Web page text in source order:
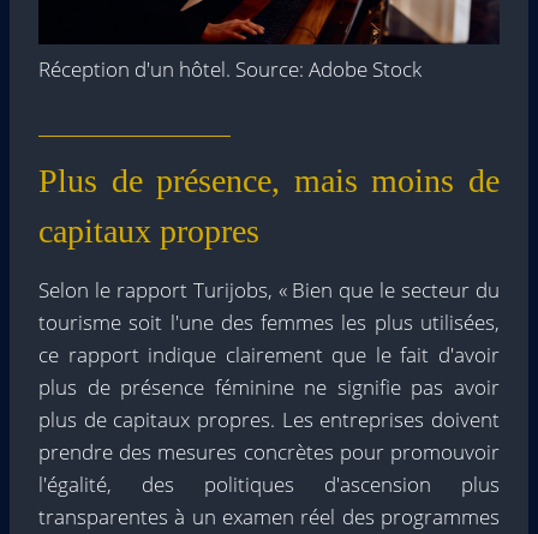
Réception d'un hôtel. Source: Adobe Stock
Plus de présence, mais moins de
capitaux propres
Selon le rapport Turijobs, « Bien que le secteur du
tourisme soit l'une des femmes les plus utilisées,
ce rapport indique clairement que le fait d'avoir
plus de présence féminine ne signifie pas avoir
plus de capitaux propres. Les entreprises doivent
prendre des mesures concrètes pour promouvoir
l'égalité, des politiques d'ascension plus
transparentes à un examen réel des programmes